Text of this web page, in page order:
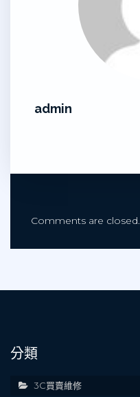
admin
Comments are closed.
分類
3C買賣維修